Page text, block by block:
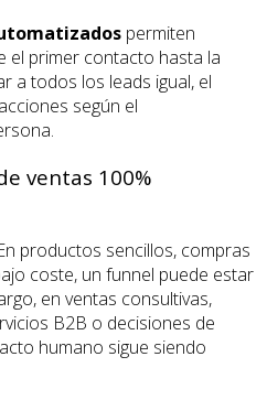
permiten
el primer contacto hasta la
a todos los leads igual, el
según el
ventas 100%
productos sencillos, compras
coste, un funnel puede estar
en ventas consultivas,
B2B o decisiones de
humano sigue siendo